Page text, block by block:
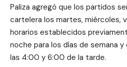
Paliza agregó que los partidos
cartelera los martes, miércoles,
horarios establecidos
noche para los días de semana y
las 4:00 y 6:00 de la tarde.